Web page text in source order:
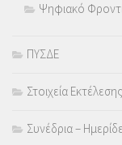
Ψηφιακό
ΠΥΣΔΕ
Στοιχεία
Συνέδρια –